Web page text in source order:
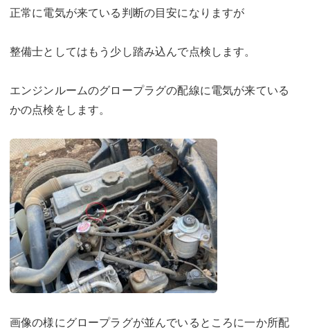
正常に電気が来ている判断の目安になりますが
整備士としてはもう少し踏み込んで点検します。
エンジンルームのグロープラグの配線に電気が来ている
かの点検をします。
画像の様にグロープラグが並んでいるところに一か所配